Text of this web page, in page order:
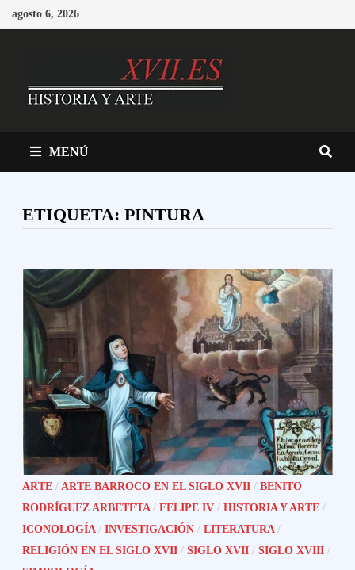
Saltar
al
agosto 6, 2026
MENÚ
ETIQUETA:PINTURA
ARTE / ARTE BARROCO EN EL SIGLO XVII /BENITO
RODRÍGUEZ ARBETETA /FELIPE IV /HISTORIA Y ARTE /
ICONOLOGÍA /INVESTIGACIÓN /LITERATURA /
RELIGIÓN EN EL SIGLO XVII /SIGLO XVII /SIGLO XVIII /